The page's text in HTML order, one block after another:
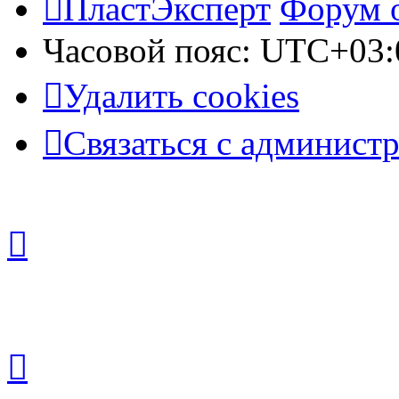
ПластЭксперт Форум
Часовой пояс:
Удалить cookies
Связаться с